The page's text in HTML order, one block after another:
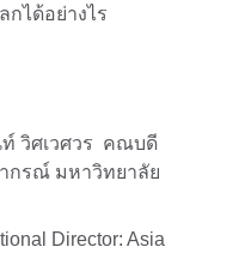
กได้อย่างไร
ท์ วิศเวศวร คณบดี
กรณ์ มหาวิทยาลัย
Director: Asia